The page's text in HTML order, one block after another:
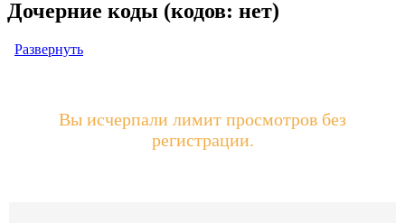
Дочерние коды (кодов: нет)
Развернуть
Вы исчерпали лимит просмотров без
регистрации.